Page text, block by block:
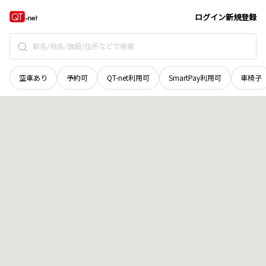
ログイン新規登録
空車あり 予約可 QT-net利用可 SmartPay利用可 車椅子
新潟県